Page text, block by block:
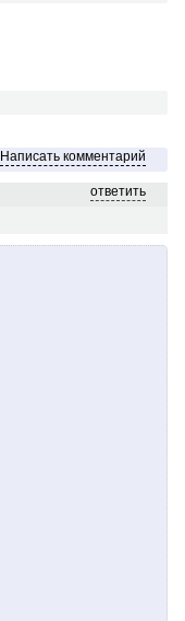
Написать комментарий
ответить